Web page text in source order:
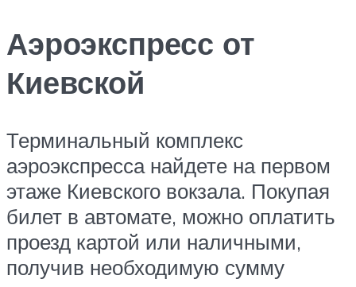
Аэроэкспресс от
Киевской
Терминальный комплекс
аэроэкспресса найдете на первом
этаже Киевского вокзала. Покупая
билет в автомате, можно оплатить
проезд картой или наличными,
получив необходимую сумму